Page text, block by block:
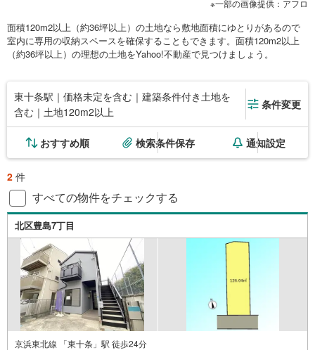
一部の画像提供：アフロ
面積120m2以上（約36坪以上）の土地なら敷地面積にゆとりがあるので
室内に専用の収納スペースを確保することもできます。面積120m2以上
（約36坪以上）の理想の土地をYahoo!不動産で見つけましょう。
東十条駅｜価格未定を含む｜建築条件付き土地を
含む｜土地120m2以上
条件変更
おすすめ順 検索条件保存 通知設定
2 件
すべての物件をチェックする
北区豊島7丁目
京浜東北線 「東十条」駅 徒歩24分